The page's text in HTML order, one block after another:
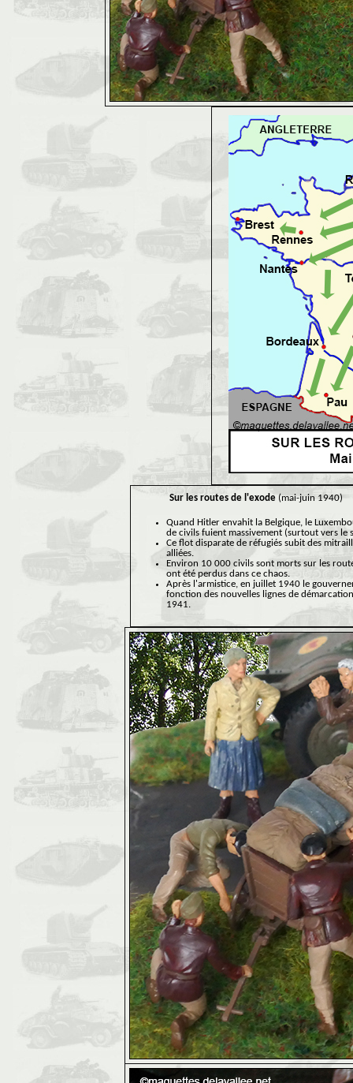
Sur les routes de l'exode (mai-juin 1940)
Quand Hitler envahit la Belgique, le
de civils fuient massivement (surtout vers le
Ce flot disparate de réfugiés subit des
alliées.
Environ 10 000 civils sont morts sur les
ont été perdus dans ce chaos.
Après l'armistice, en juillet 1940 le
fonction des nouvelles lignes de
1941.